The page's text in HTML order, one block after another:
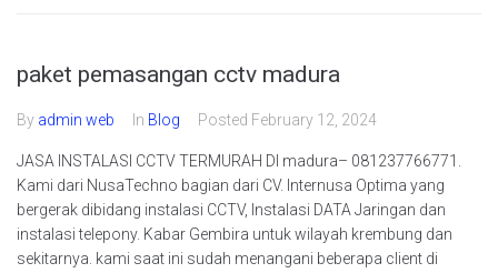
paket pemasangan cctv madura
By admin web In Blog Posted February 12, 2024
JASA INSTALASI CCTV TERMURAH DI madura– 081237766771.
Kami dari NusaTechno bagian dari CV. Internusa Optima yang
bergerak dibidang instalasi CCTV, Instalasi DATA Jaringan dan
instalasi telepony. Kabar Gembira untuk wilayah krembung dan
sekitarnya. kami saat ini sudah menangani beberapa client di